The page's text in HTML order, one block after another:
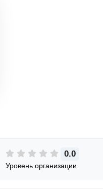
0.0
Уровень организации